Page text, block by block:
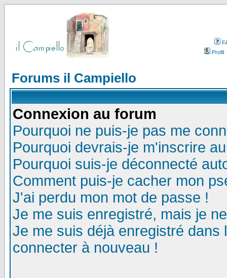
Profil
Forums il Campiello
Connexion au forum
Pourquoi ne puis-je pas me
Pourquoi devrais-je m'inscrire
Pourquoi suis-je déconnecté
Comment puis-je cacher mon
J'ai perdu mon mot de passe !
Je me suis enregistré, mais je
Je me suis déjà enregistré
connecter à nouveau !